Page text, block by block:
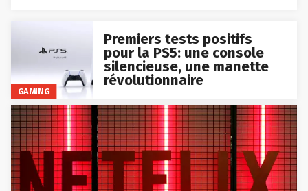
GAMING
Premiers tests positifs
pour la PS5: une console
silencieuse, une manette
révolutionnaire